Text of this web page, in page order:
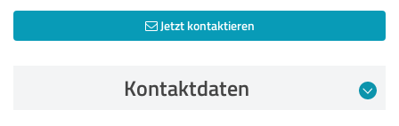
Jetzt kontaktieren
Kontaktdaten